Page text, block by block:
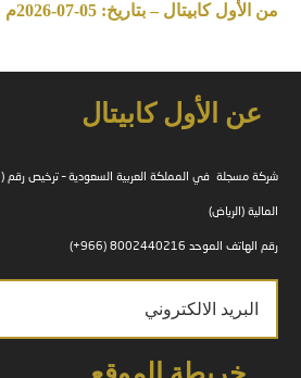
من الأول كابيتال – بتاريخ: 05-07-2026م
عن الأول كابيتال
المالية (الرياض)
رقم الهاتف الموحد 8002440216 (966+)